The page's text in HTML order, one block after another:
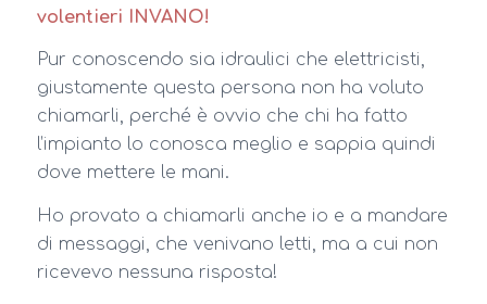
volentieri INVANO!
Pur conoscendo sia idraulici che elettricisti,
giustamente questa persona non ha voluto
chiamarli, perché è ovvio che chi ha fatto
l’impianto lo conosca meglio e sappia quindi
dove mettere le mani.
Ho provato a chiamarli anche io e a mandare
di messaggi, che venivano letti, ma a cui non
ricevevo nessuna risposta!